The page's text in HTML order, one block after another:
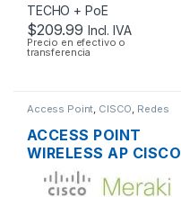
$209.99 Incl. IVA
Precio en efectivo o
transferencia
Access Point, CISCO, Redes
ACCESS POINT
WIRELESS AP CISCO
MERAKI MR12 CLOUD
MANAGED AP